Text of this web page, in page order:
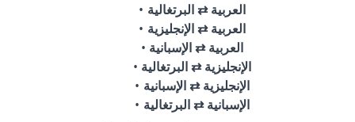
العربية ⇄ البرتغالية
العربية ⇄ الإنجليزية
العربية ⇄ الإسبانية
الإنجليزية ⇄ البرتغالية
الإنجليزية ⇄ الإسبانية
الإسبانية ⇄ البرتغالية